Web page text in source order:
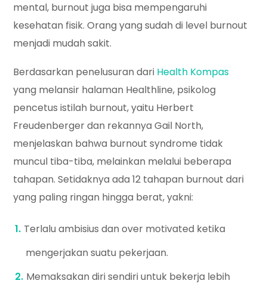
mental, burnout juga bisa mempengaruhi
kesehatan fisik. Orang yang sudah di level burnout
menjadi mudah sakit.
Berdasarkan penelusuran dari Health Kompas
yang melansir halaman Healthline, psikolog
pencetus istilah burnout, yaitu Herbert
Freudenberger dan rekannya Gail North,
menjelaskan bahwa burnout syndrome tidak
muncul tiba-tiba, melainkan melalui beberapa
tahapan. Setidaknya ada 12 tahapan burnout dari
yang paling ringan hingga berat, yakni:
Terlalu ambisius dan over motivated ketika
mengerjakan suatu pekerjaan.
Memaksakan diri sendiri untuk bekerja lebih